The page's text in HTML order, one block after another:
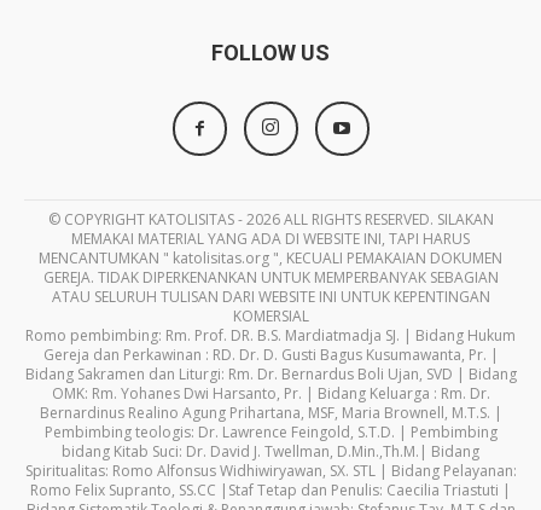
FOLLOW US
© COPYRIGHT KATOLISITAS - 2026 ALL RIGHTS RESERVED. SILAKAN
MEMAKAI MATERIAL YANG ADA DI WEBSITE INI, TAPI HARUS
MENCANTUMKAN " katolisitas.org ", KECUALI PEMAKAIAN DOKUMEN
GEREJA. TIDAK DIPERKENANKAN UNTUK MEMPERBANYAK SEBAGIAN
ATAU SELURUH TULISAN DARI WEBSITE INI UNTUK KEPENTINGAN
KOMERSIAL
Romo pembimbing: Rm. Prof. DR. B.S. Mardiatmadja SJ. | Bidang Hukum
Gereja dan Perkawinan : RD. Dr. D. Gusti Bagus Kusumawanta, Pr. |
Bidang Sakramen dan Liturgi: Rm. Dr. Bernardus Boli Ujan, SVD | Bidang
OMK: Rm. Yohanes Dwi Harsanto, Pr. | Bidang Keluarga : Rm. Dr.
Bernardinus Realino Agung Prihartana, MSF, Maria Brownell, M.T.S. |
Pembimbing teologis: Dr. Lawrence Feingold, S.T.D. | Pembimbing
bidang Kitab Suci: Dr. David J. Twellman, D.Min.,Th.M.| Bidang
Spiritualitas: Romo Alfonsus Widhiwiryawan, SX. STL | Bidang Pelayanan:
Romo Felix Supranto, SS.CC |Staf Tetap dan Penulis: Caecilia Triastuti |